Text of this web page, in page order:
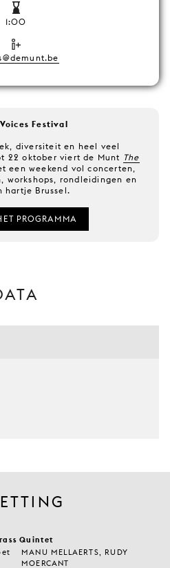
1:00
Festival
diversiteit en heel veel
22 oktober viert de Munt The
een weekend vol concerten,
workshops, rondleidingen en
hartje Brussel.
PROGRAMMA
Quintet
MANU MELLAERTS, RUDY
MOERCANT